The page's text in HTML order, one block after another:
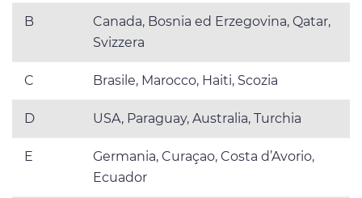
B
Canada, Bosnia ed Erzegovina, Qatar,
Svizzera
C Brasile, Marocco, Haiti, Scozia
D USA, Paraguay, Australia, Turchia
E
Germania, Curaçao, Costa d’Avorio,
Ecuador